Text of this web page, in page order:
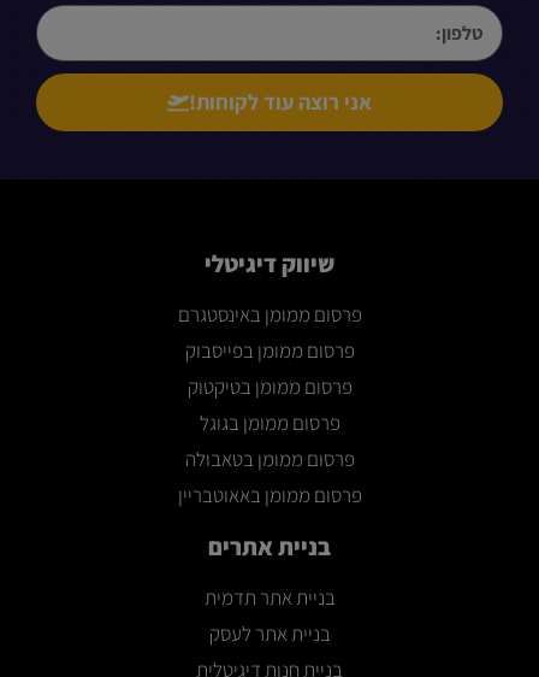
אני רוצה עוד לקוחות!
שיווק דיגיטלי
פרסום ממומן באינסטגרם
פרסום ממומן בפייסבוק
פרסום ממומן בטיקטוק
פרסום ממומן בגוגל
פרסום ממומן בטאבולה
פרסום ממומן באאוטבריין
בניית אתרים
בניית אתר תדמית
בניית אתר לעסק
בניית חנות דיגיטלית